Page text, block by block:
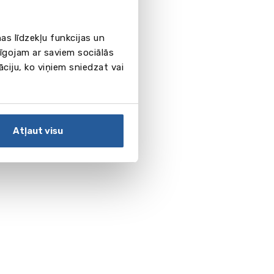
līdzekļu funkcijas un
ar saviem sociālās
ko viņiem sniedzat vai
Atļaut visu